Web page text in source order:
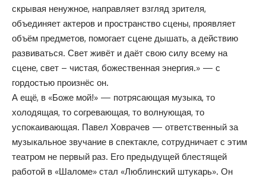
скрывая ненужное, направляет взгляд зрителя,
объединяет актеров и пространство сцены, проявляет
объём предметов, помогает сцене дышать, а действию
развиваться. Свет живёт и даёт свою силу всему на
сцене, свет – чистая, божественная энергия.» — с
гордостью произнёс он.
А ещё, в «Боже мой!» — потрясающая музыка, то
холодящая, то согревающая, то волнующая, то
успокаивающая. Павел Ховрачев — ответственный за
музыкальное звучание в спектакле, сотрудничает с этим
театром не первый раз. Его предыдущей блестящей
работой в «Шаломе» стал «Люблинский штукарь». Он